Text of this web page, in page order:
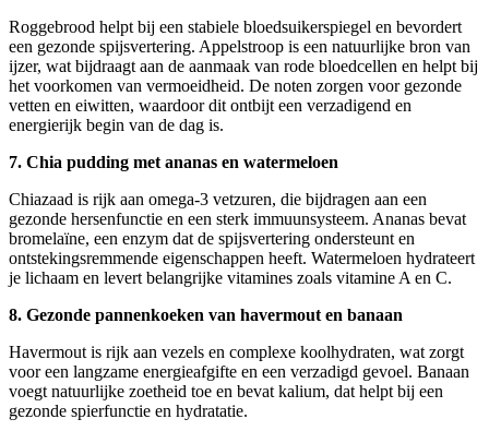
Roggebrood helpt bij een stabiele bloedsuikerspiegel en bevordert
een gezonde spijsvertering. Appelstroop is een natuurlijke bron van
ijzer, wat bijdraagt aan de aanmaak van rode bloedcellen en helpt bij
het voorkomen van vermoeidheid. De noten zorgen voor gezonde
vetten en eiwitten, waardoor dit ontbijt een verzadigend en
energierijk begin van de dag is.
7. Chia pudding met ananas en watermeloen
Chiazaad is rijk aan omega-3 vetzuren, die bijdragen aan een
gezonde hersenfunctie en een sterk immuunsysteem. Ananas bevat
bromelaïne, een enzym dat de spijsvertering ondersteunt en
ontstekingsremmende eigenschappen heeft. Watermeloen hydrateert
je lichaam en levert belangrijke vitamines zoals vitamine A en C.
8. Gezonde pannenkoeken van havermout en banaan
Havermout is rijk aan vezels en complexe koolhydraten, wat zorgt
voor een langzame energieafgifte en een verzadigd gevoel. Banaan
voegt natuurlijke zoetheid toe en bevat kalium, dat helpt bij een
gezonde spierfunctie en hydratatie.